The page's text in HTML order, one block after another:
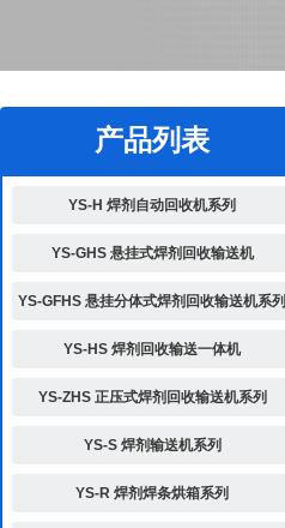
产品列表
YS-H 焊剂自动回收机系列
YS-GHS 悬挂式焊剂回收输送机
YS-GFHS 悬挂分体式焊剂回收输送机系列
YS-HS 焊剂回收输送一体机
YS-ZHS 正压式焊剂回收输送机系列
YS-S 焊剂输送机系列
YS-R 焊剂焊条烘箱系列